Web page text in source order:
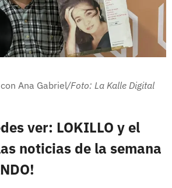
Ana Gabriel/Foto: La Kalle Digital
ver: LOKILLO y el
noticias de la semana